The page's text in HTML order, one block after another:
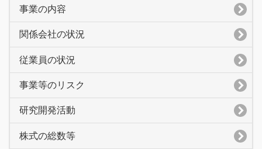
事業の内容
関係会社の状況
従業員の状況
事業等のリスク
研究開発活動
株式の総数等